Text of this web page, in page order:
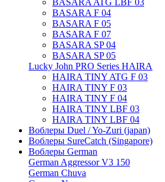
BASARA ATG LBF 03
BASARA F 04
BASARA F 05
BASARA F 07
BASARA SP 04
BASARA SP 05
Lucky John PRO Series HAIRA
HAIRA TINY ATG F 03
HAIRA TINY F 03
HAIRA TINY F 04
HAIRA TINY LBF 03
HAIRA TINY LBF 04
Воблеры Duel / Yo-Zuri (japan)
Воблеры SureCatch (Singapore)
Воблеры German
German Aggressor V3 150
German Chuva